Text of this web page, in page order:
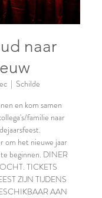
naar
  |
Schilde
en kom samen
familie naar
om het nieuwe jaar
beginnen. DINER
TICKETS
ZIJN TIJDENS
AAN